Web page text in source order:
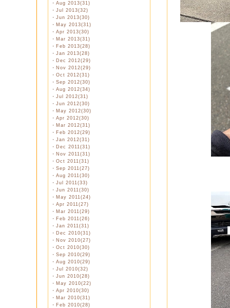
・ Aug 2013(31)
・ Jul 2013(32)
・ Jun 2013(30)
・ May 2013(31)
・ Apr 2013(30)
・ Mar 2013(31)
・ Feb 2013(28)
・ Jan 2013(28)
・ Dec 2012(29)
・ Nov 2012(29)
・ Oct 2012(31)
・ Sep 2012(30)
・ Aug 2012(34)
・ Jul 2012(31)
・ Jun 2012(30)
・ May 2012(30)
・ Apr 2012(30)
・ Mar 2012(31)
・ Feb 2012(29)
・ Jan 2012(31)
・ Dec 2011(31)
・ Nov 2011(31)
・ Oct 2011(31)
・ Sep 2011(27)
・ Aug 2011(30)
・ Jul 2011(33)
・ Jun 2011(30)
・ May 2011(24)
・ Apr 2011(27)
・ Mar 2011(29)
・ Feb 2011(26)
・ Jan 2011(31)
・ Dec 2010(31)
・ Nov 2010(27)
・ Oct 2010(30)
・ Sep 2010(29)
・ Aug 2010(29)
・ Jul 2010(32)
・ Jun 2010(28)
・ May 2010(22)
・ Apr 2010(30)
・ Mar 2010(31)
・ Feb 2010(28)